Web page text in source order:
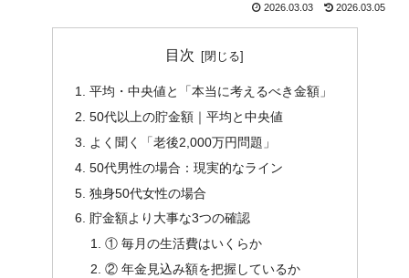
2026.03.03 2026.03.05
目次
平均・中央値と「本当に考えるべき金額」
50代以上の貯金額｜平均と中央値
よく聞く「老後2,000万円問題」
50代男性の場合：現実的なライン
独身50代女性の場合
貯金額より大事な3つの確認
① 毎月の生活費はいくらか
② 年金見込み額を把握しているか